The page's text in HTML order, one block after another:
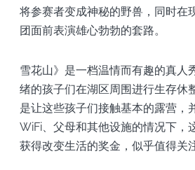
将参赛者变成神秘的野兽，同时在
团面前表演雄心勃勃的套路。
雪花山》是一档温情而有趣的真人
绪的孩子们在湖区周围进行生存休
是让这些孩子们接触基本的露营，
WiFi、父母和其他设施的情况下，
获得改变生活的奖金，似乎值得关注